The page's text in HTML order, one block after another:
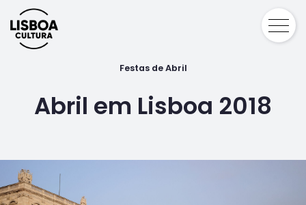
Festas de Abril
Abril em Lisboa 2018